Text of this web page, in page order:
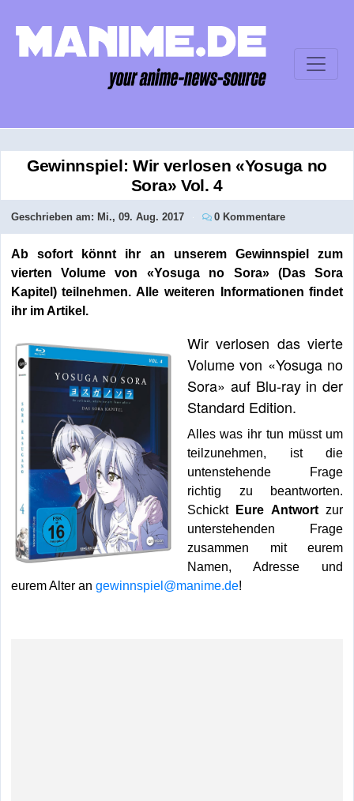
Gewinnspiel: Wir verlosen «Yosuga no
Sora» Vol. 4
Geschrieben am: Mi., 09. Aug. 2017 0 Kommentare
Ab sofort könnt ihr an unserem Gewinnspiel zum
vierten Volume von «Yosuga no Sora» (Das Sora
Kapitel) teilnehmen. Alle weiteren Informationen findet
ihr im Artikel.
Wir verlosen das vierte
Volume von «Yosuga no
Sora» auf Blu-ray in der
Standard Edition.
Alles was ihr tun müsst um
teilzunehmen, ist die
untenstehende Frage
richtig zu beantworten.
Schickt Eure Antwort zur
unterstehenden Frage
zusammen mit eurem
Namen, Adresse und
eurem Alter an gewinnspiel@manime.de!